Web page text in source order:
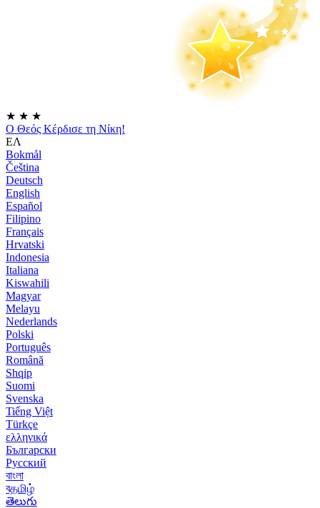
★ ★ ★
Ο Θεός Κέρδισε τη Νίκη!
ΕΛ
Bokmål
Čeština
Deutsch
English
Español
Filipino
Français
Hrvatski
Indonesia
Italiana
Kiswahili
Magyar
Melayu
Nederlands
Polski
Português
Română
Shqip
Suomi
Svenska
Tiếng Việt
Türkçe
ελληνικά
Български
Русский
বাংলা
বதமிழ்
తెలుగు